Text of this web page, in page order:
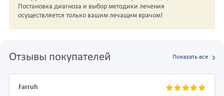
Постановка диагноза и выбор методики лечения
осуществляется только вашим лечащим врачом!
Отзывы покупателей Показать все
Farruh